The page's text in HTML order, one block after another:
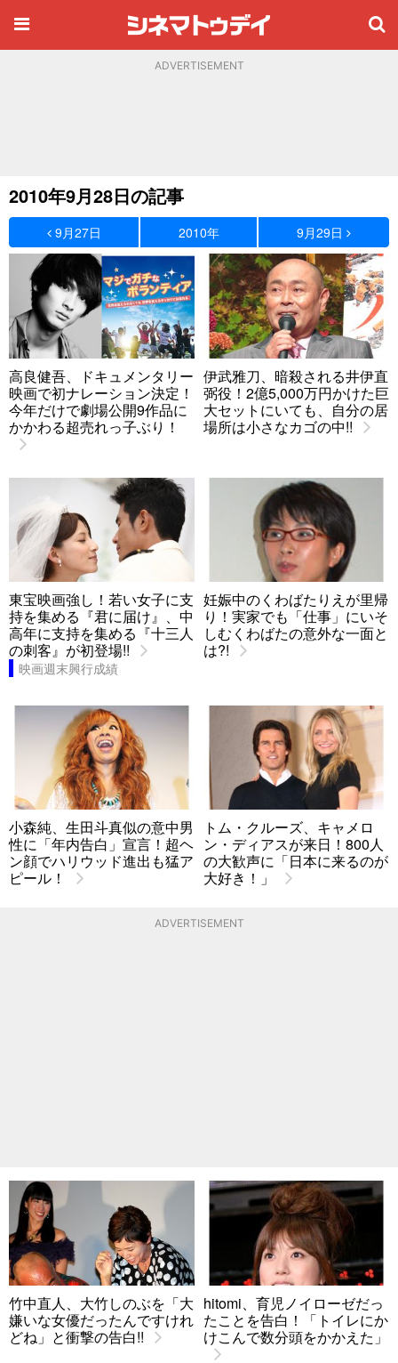
ADVERTISEMENT
2010年9月28日の記事
9月27日 2010年 9月29日
高良健吾、ドキュメンタリー
映画で初ナレーション決定！
今年だけで劇場公開9作品に
かかわる超売れっ子ぶり！
伊武雅刀、暗殺される井伊直
弼役！2億5,000万円かけた巨
大セットにいても、自分の居
場所は小さなカゴの中!!
東宝映画強し！若い女子に支
持を集める『君に届け』、中
高年に支持を集める『十三人
の刺客』が初登場!!
映画週末興行成績
妊娠中のくわばたりえが里帰
り！実家でも「仕事」にいそ
しむくわばたの意外な一面と
は?!
小森純、生田斗真似の意中男
性に「年内告白」宣言！超ヘ
ン顔でハリウッド進出も猛ア
ピール！
トム・クルーズ、キャメロ
ン・ディアスが来日！800人
の大歓声に「日本に来るのが
大好き！」
ADVERTISEMENT
竹中直人、大竹しのぶを「大
嫌いな女優だったんですけれ
どね」と衝撃の告白!!
hitomi、育児ノイローゼだっ
たことを告白！「トイレにか
けこんで数分頭をかかえた」